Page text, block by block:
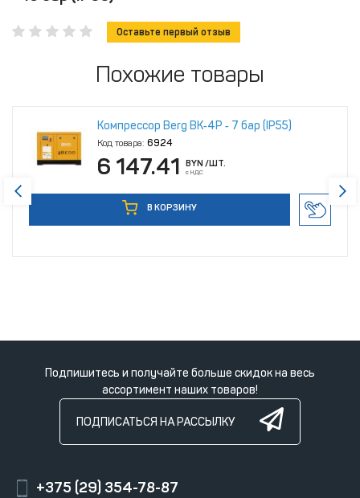
Оставьте первый отзыв
Похожие товары
Компрессор Berg ВК‑4Р ‑ 7 бар (IP55)
Код товара: 6924
6 147.41 BYN /ШТ.
с НДС
В КОРЗИНУ
Подпишитесь и получайте больше скидок на весь
ассортимент наших товаров!
ПОДПИСАТЬСЯ НА РАССЫЛКУ
+375 (29) 354-78-87